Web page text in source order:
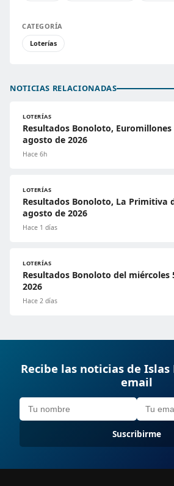
CATEGORÍA
Loterías
NOTICIAS RELACIONADAS
LOTERÍAS
Resultados Bonoloto, Euromillones
agosto de 2026
Hace 6h
LOTERÍAS
Resultados Bonoloto, La Primitiva
agosto de 2026
Hace 1 días
LOTERÍAS
Resultados Bonoloto del miércoles
2026
Hace 2 días
Recibe las noticias de
email
Suscribirme